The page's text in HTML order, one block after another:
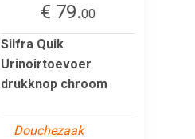
€ 79.00
Silfra Quik
Urinoirtoevoer
drukknop chroom
Douchezaak